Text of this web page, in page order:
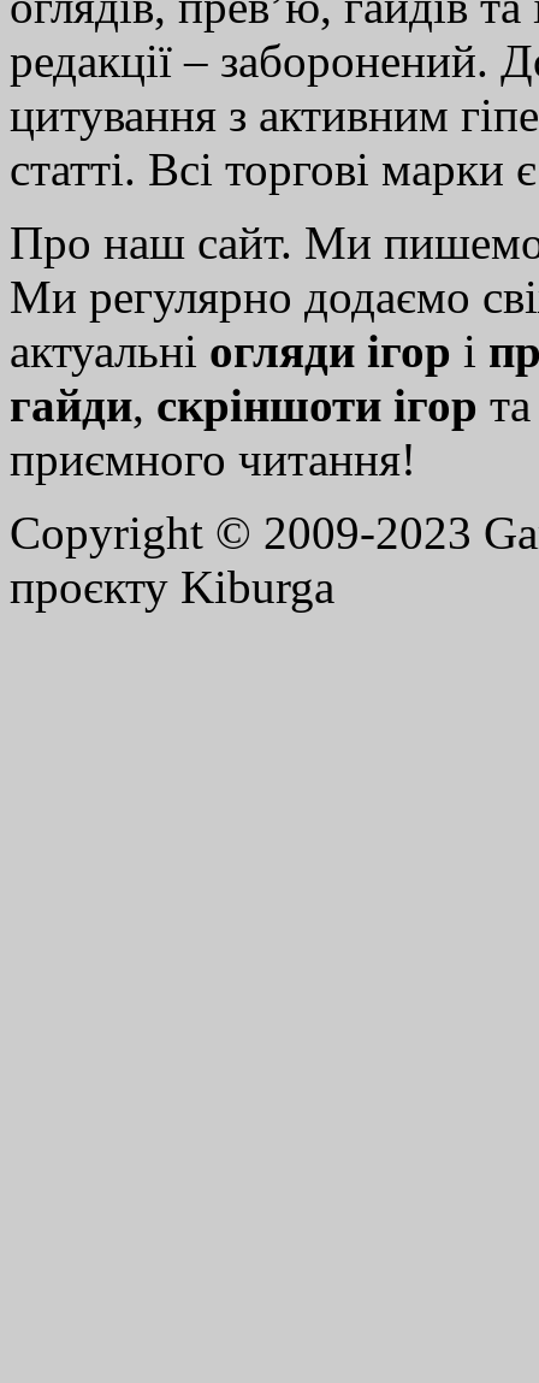
редакції – заборонений.
цитування з активним
статті. Всі торгові марки
Про наш сайт. Ми
Ми регулярно додаємо
актуальні огляди ігор і
гайди, скріншоти ігор
приємного читання!
Copyright © 2009-2023
проєкту Kiburga